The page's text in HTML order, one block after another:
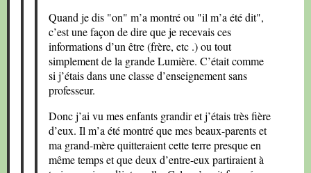
Quand je dis "on" m’a montré ou "il m’a été dit",
c’est une façon de dire que je recevais ces
informations d’un être (frère, etc .) ou tout
simplement de la grande Lumière. C’était comme
si j’étais dans une classe d’enseignement sans
professeur.
Donc j’ai vu mes enfants grandir et j’étais très fière
d’eux. Il m’a été montré que mes beaux-parents et
ma grand-mère quitteraient cette terre presque en
même temps et que deux d’entre-eux partiraient à